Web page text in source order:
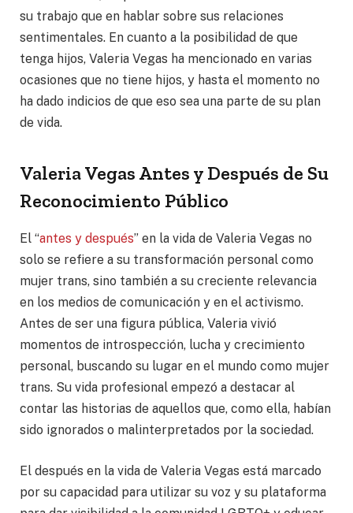
su trabajo que en hablar sobre sus relaciones
sentimentales. En cuanto a la posibilidad de que
tenga hijos, Valeria Vegas ha mencionado en varias
ocasiones que no tiene hijos, y hasta el momento no
ha dado indicios de que eso sea una parte de su plan
de vida.
Valeria Vegas Antes y Después de Su
Reconocimiento Público
El “antes y después” en la vida de Valeria Vegas no
solo se refiere a su transformación personal como
mujer trans, sino también a su creciente relevancia
en los medios de comunicación y en el activismo.
Antes de ser una figura pública, Valeria vivió
momentos de introspección, lucha y crecimiento
personal, buscando su lugar en el mundo como mujer
trans. Su vida profesional empezó a destacar al
contar las historias de aquellos que, como ella, habían
sido ignorados o malinterpretados por la sociedad.
El después en la vida de Valeria Vegas está marcado
por su capacidad para utilizar su voz y su plataforma